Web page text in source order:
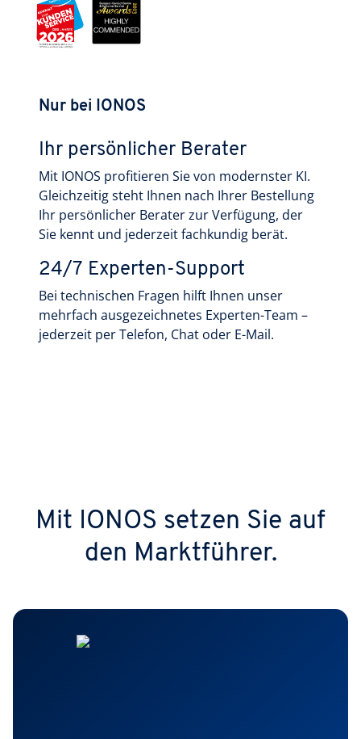
Nur bei IONOS
Ihr persönlicher Berater
Mit IONOS profitieren Sie von modernster KI.
Gleichzeitig steht Ihnen nach Ihrer Bestellung
Ihr persönlicher Berater zur Verfügung, der
Sie kennt und jederzeit fachkundig berät.
24/7 Experten-Support
Bei technischen Fragen hilft Ihnen unser
mehrfach ausgezeichnetes Experten-Team –
jederzeit per Telefon, Chat oder E-Mail.
Mit IONOS setzen Sie auf
den Marktführer.